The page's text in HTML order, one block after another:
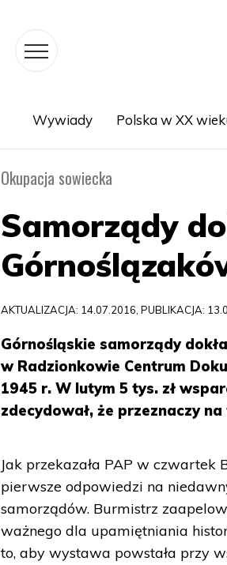
Wywiady Polska w XX
Okupacja sowiecka
Samorządy
AKTUALIZACJA: 14.07.2016, PUBLIKACJA:
Górnośląskie samorządy
w Radzionkowie Centrum
1945 r. W lutym 5 tys. zł
zdecydował, że przeznaczy na
Jak przekazała PAP w
pierwsze odpowiedzi na
samorządów. Burmistrz
ważnego dla upamiętniania
to, aby wystawa powstała przy